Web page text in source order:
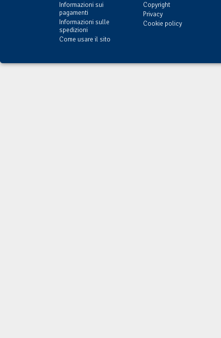
Informazioni sui
pagamenti
Informazioni sulle
spedizioni
Come usare il sito
Copyright
Privacy
Cookie policy